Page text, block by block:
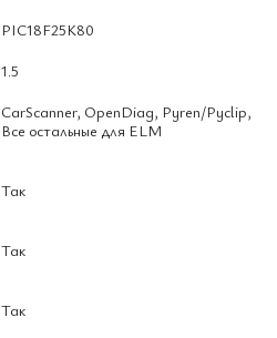
PIC18F25K80
1.5
CarScanner, OpenDiag, Pyren/Pyclip,
Все остальные для ELM
Так
Так
Так